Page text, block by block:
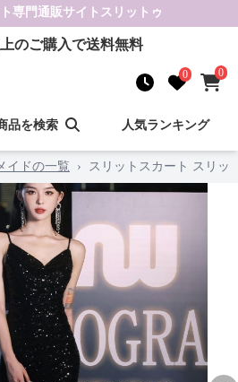
専門通販サイト スリットゥ
のご購入で送料無料
0 0
品を検索 人気ランキング
イドの一覧 › スリットスカート スリッ